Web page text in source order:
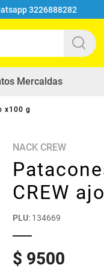
3226888282
Mercaldas
x100 g
NACK CREW
CREW
PLU: 134669
$ 9500